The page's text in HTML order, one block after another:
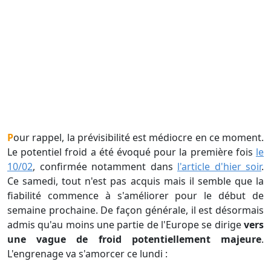
Pour rappel, la prévisibilité est médiocre en ce moment.
Le potentiel froid a été évoqué pour la première fois le
10/02, confirmée notamment dans l'article d'hier soir.
Ce samedi, tout n'est pas acquis mais il semble que la
fiabilité commence à s'améliorer pour le début de
semaine prochaine. De façon générale, il est désormais
admis qu'au moins une partie de l'Europe se dirigevers
une vague de froid potentiellement majeure.
L'engrenage va s'amorcer ce lundi :